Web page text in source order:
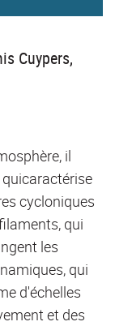
Cuypers,
il
quicaractérise
cycloniques
qui
les
qui
d'échelles
et des